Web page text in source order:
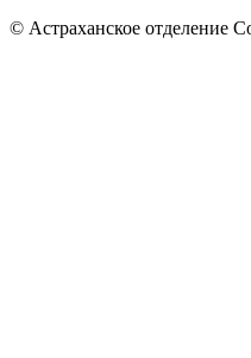
© Астраханское отделение